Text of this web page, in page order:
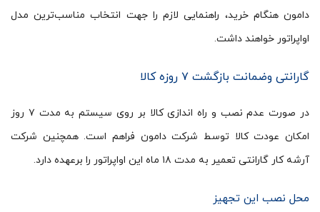
دامون هنگام خرید، راهنمایی لازم را جهت انتخاب مناسب‌ترین مدل
اواپراتور خواهند داشت.
گارانتی وضمانت بازگشت ۷ روزه کالا
در صورت عدم نصب و راه اندازی کالا بر روی سیستم به مدت ۷ روز
امکان عودت کالا توسط شرکت دامون فراهم است. همچنین شرکت
آرشه کار گارانتی تعمیر به مدت ۱۸ ماه این اواپراتور را برعهده دارد.
محل نصب این تجهیز